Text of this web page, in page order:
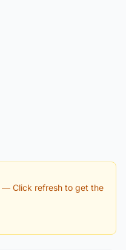
— Click refresh to get the